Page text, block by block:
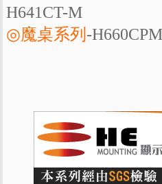
H641CT-M
◎魔桌系列 -